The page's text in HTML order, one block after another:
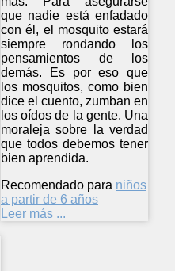
que nadie está enfadado
con él, el mosquito estará
siempre rondando los
pensamientos de los
demás. Es por eso que
los mosquitos, como bien
dice el cuento, zumban en
los oídos de la gente. Una
moraleja sobre la verdad
que todos debemos tener
bien aprendida.
Recomendado para niños
a partir de 6 años
Leer más ...